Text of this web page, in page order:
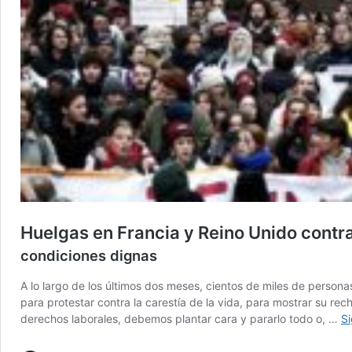
Huelgas en Francia y Reino Unido
condiciones dignas
A lo largo de los últimos dos meses, cientos de miles de
para protestar contra la carestía de la vida, para mostrar su
derechos laborales, debemos plantar cara y pararlo todo o, …